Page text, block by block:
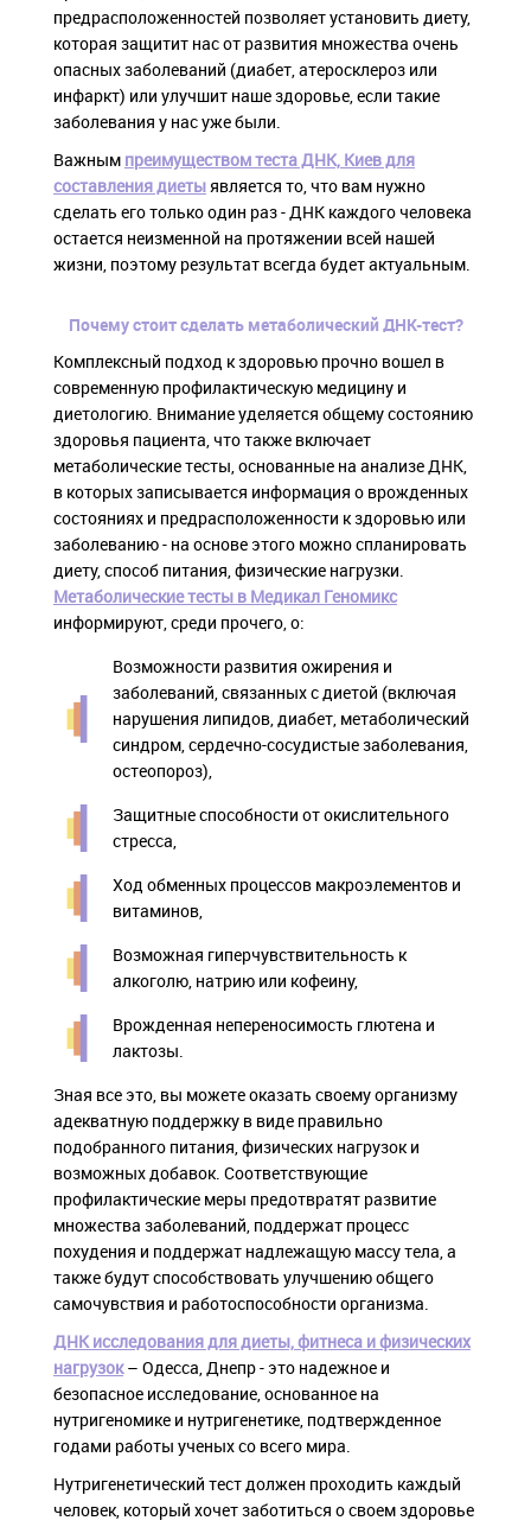
предрасположенностей позволяет установить диету,
которая защитит нас от развития множества очень
опасных заболеваний (диабет, атеросклероз или
инфаркт) или улучшит наше здоровье, если такие
заболевания у нас уже были.
Важным преимуществом теста ДНК, Киев для
составления диетыявляется то, что вам нужно
сделать его только один раз - ДНК каждого человека
остается неизменной на протяжении всей нашей
жизни, поэтому результат всегда будет актуальным.
Почему стоит сделать метаболический ДНК-тест?
Комплексный подход к здоровью прочно вошел в
современную профилактическую медицину и
диетологию. Внимание уделяется общему состоянию
здоровья пациента, что также включает
метаболические тесты, основанные на анализе ДНК,
в которых записывается информация о врожденных
состояниях и предрасположенности к здоровью или
заболеванию - на основе этого можно спланировать
диету, способ питания, физические нагрузки.
Метаболические тесты в Медикал Геномикс
информируют, среди прочего, о:
Возможности развития ожирения и
заболеваний, связанных с диетой (включая
нарушения липидов, диабет, метаболический
синдром, сердечно-сосудистые заболевания,
остеопороз),
Защитные способности от окислительного
стресса,
Ход обменных процессов макроэлементов и
витаминов,
Возможная гиперчувствительность к
алкоголю, натрию или кофеину,
Врожденная непереносимость глютена и
лактозы.
Зная все это, вы можете оказать своему организму
адекватную поддержку в виде правильно
подобранного питания, физических нагрузок и
возможных добавок. Соответствующие
профилактические меры предотвратят развитие
множества заболеваний, поддержат процесс
похудения и поддержат надлежащую массу тела, а
также будут способствовать улучшению общего
самочувствия и работоспособности организма.
ДНК исследования для диеты, фитнеса и физических
нагрузок– Одесса, Днепр - это надежное и
безопасное исследование, основанное на
нутригеномике и нутригенетике, подтвержденное
годами работы ученых со всего мира.
Нутригенетический тест должен проходить каждый
человек, который хочет заботиться о своем здоровье